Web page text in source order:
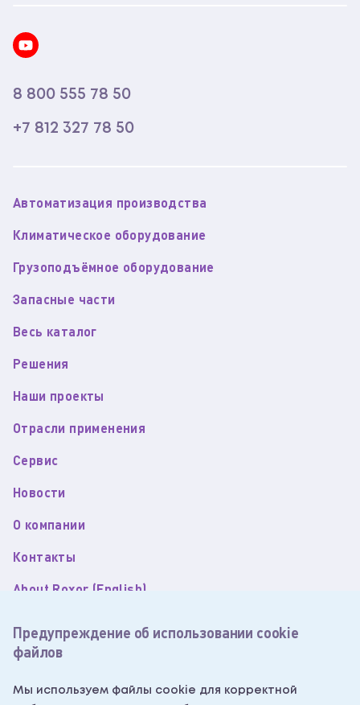
8 800 555 78 50
+7 812 327 78 50
Автоматизация производства
Климатическое оборудование
Грузоподъёмное оборудование
Запасные части
Весь каталог
Решения
Наши проекты
Отрасли применения
Сервис
Новости
О компании
Контакты
About Roxor (English)
Политика обработки персональных данных
Согласие на обработку персональных данных
Предупреждение об использовании cookie
файлов
Мы используем файлы cookie для корректной